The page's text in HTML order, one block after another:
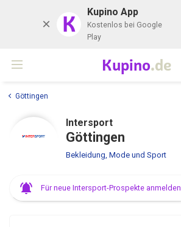
K Kupino App
Kostenlos bei Google
Play
Kupino.de
Göttingen
Intersport
Göttingen
Bekleidung, Mode und Sport
Für neue Intersport-Prospekte anmelden